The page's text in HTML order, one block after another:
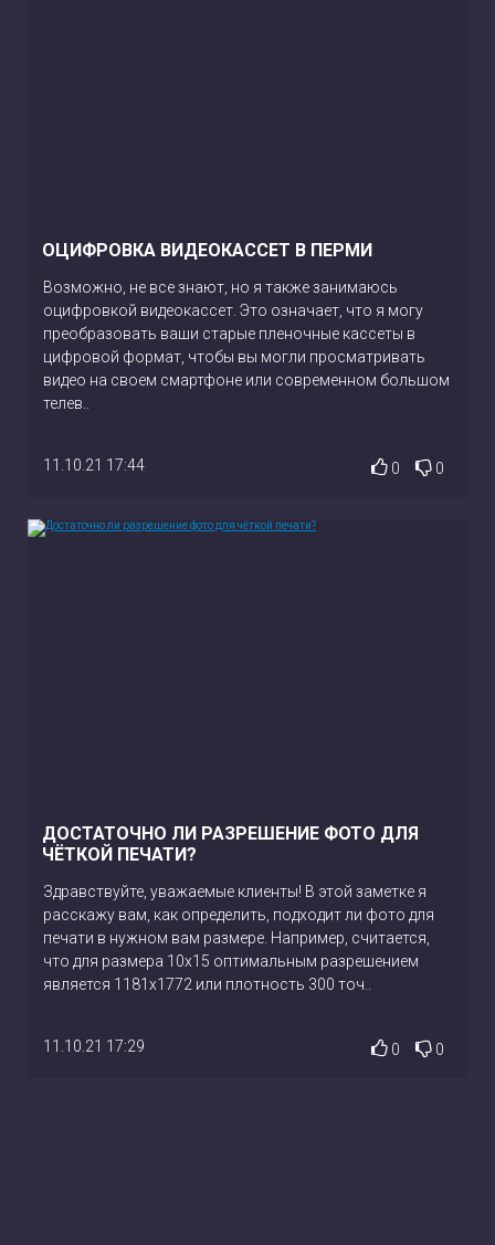
ОЦИФРОВКА ВИДЕОКАССЕТ В ПЕРМИ
Возможно, не все знают, но я также занимаюсь
оцифровкой видеокассет. Это означает, что я могу
преобразовать ваши старые пленочные кассеты в
цифровой формат, чтобы вы могли просматривать
видео на своем смартфоне или современном большом
телев..
11.10.21 17:44 0 0
ДОСТАТОЧНО ЛИ РАЗРЕШЕНИЕ ФОТО ДЛЯ
ЧЁТКОЙ ПЕЧАТИ?
Здравствуйте, уважаемые клиенты! В этой заметке я
расскажу вам, как определить, подходит ли фото для
печати в нужном вам размере. Например, считается,
что для размера 10х15 оптимальным разрешением
является 1181х1772 или плотность 300 точ..
11.10.21 17:29 0 0